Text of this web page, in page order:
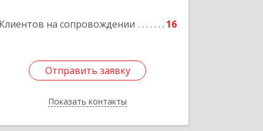
Клиентов на сопровождении 16
Отправить заявку
Показать контакты
Отправить заявку
Назад